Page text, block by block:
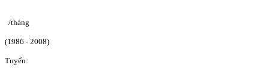
/tháng
(1986 - 2008)
Tuyển: